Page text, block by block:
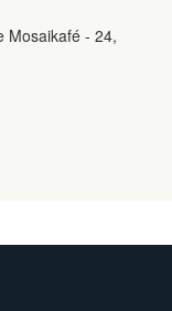
Mosaikafé - 24,